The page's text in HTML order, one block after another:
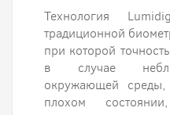
Технология
традиционной
при которой
в случае
окружающей
плохом